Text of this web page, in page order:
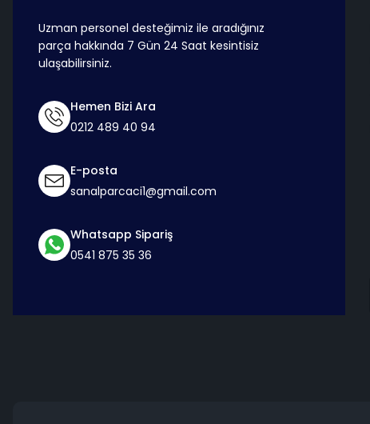
Uzman personel desteğimiz ile aradığınız
parça hakkında 7 Gün 24 Saat kesintisiz
ulaşabilirsiniz.
Hemen Bizi Ara
0212 489 40 94
E-posta
sanalparcaci1@gmail.com
Whatsapp Sipariş
0541 875 35 36